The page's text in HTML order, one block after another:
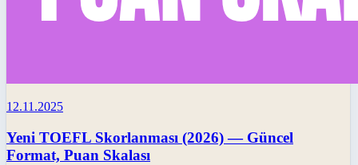
12.11.2025
Yeni TOEFL Skorlanması (2026) — Güncel
Format, Puan Skalası